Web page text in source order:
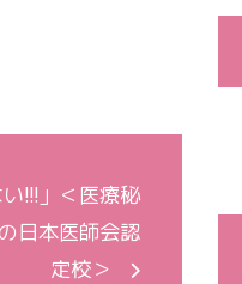
!!!」＜医療秘
日本医師会認
定校＞